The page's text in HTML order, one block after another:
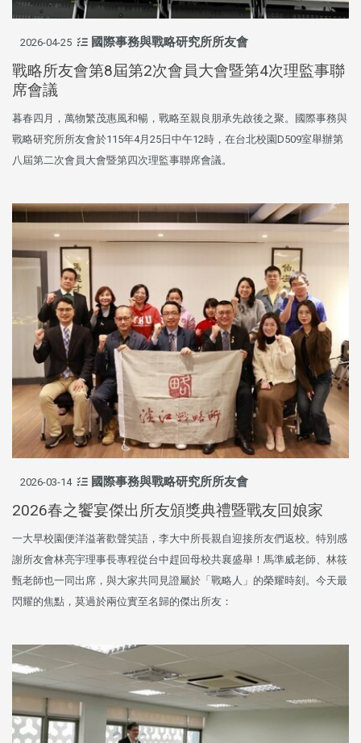
2026-04-25 國際事務與戰略研究所所友會
戰略所友會第8屆第2次會員大會暨第4次理監事聯
席會議
暮春四月，萬物繁茂惠風和暢，戰略至親良朋承先啟後之聚。國際事務與
戰略研究所所友會於115年4月25日中午12時，在台北校園D509室舉辦第
八屆第二次會員大會暨第四次理監事聯席會議。
2026-03-14 國際事務與戰略研究所所友會
2026春之饗宴傑出所友頒獎典禮暨戰友回娘家
一大早校園便洋溢著歡聲笑語，李大中所長親自迎接所友們返校。特別感
謝所友會林亮宇理事長專程從台中趕回母校共襄盛舉！馬準威老師、林筱
甄老師也一同出席，與大家共同見證屬於「戰略人」的榮耀時刻。今天最
閃耀的焦點，莫過於兩位實至名歸的傑出所友：